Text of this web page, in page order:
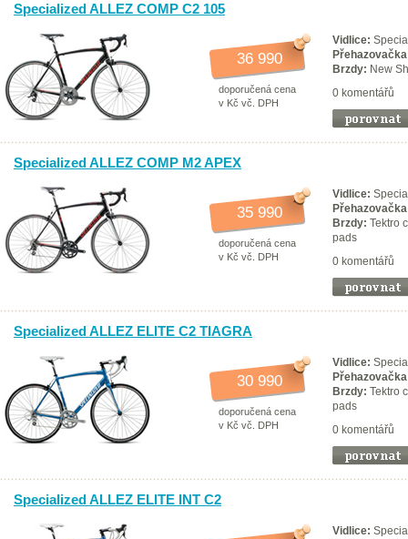
Specialized ALLEZ COMP C2 105
36 990
doporučená cena
v Kč vč. DPH
Vidlice:
Brzdy: New
0 komentářů
Specialized ALLEZ COMP M2 APEX
35 990
doporučená cena
v Kč vč. DPH
Vidlice:
Brzdy: Tektro
pads
0 komentářů
Specialized ALLEZ ELITE C2 TIAGRA
30 990
doporučená cena
v Kč vč. DPH
Vidlice:
Brzdy: Tektro
pads
0 komentářů
Specialized ALLEZ ELITE INT C2
Vidlice: